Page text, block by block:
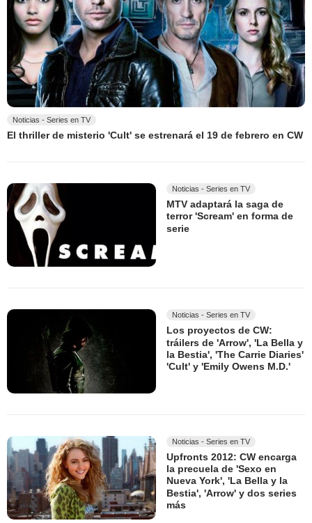
Noticias - Series en TV
El thriller de misterio 'Cult' se estrenará el 19 de febrero en CW
Noticias - Series en TV
MTV adaptará la saga de
terror 'Scream' en forma de
serie
Noticias - Series en TV
Los proyectos de CW:
tráilers de 'Arrow', 'La Bella y
la Bestia', 'The Carrie Diaries'
'Cult' y 'Emily Owens M.D.'
Noticias - Series en TV
Upfronts 2012: CW encarga
la precuela de 'Sexo en
Nueva York', 'La Bella y la
Bestia', 'Arrow' y dos series
más